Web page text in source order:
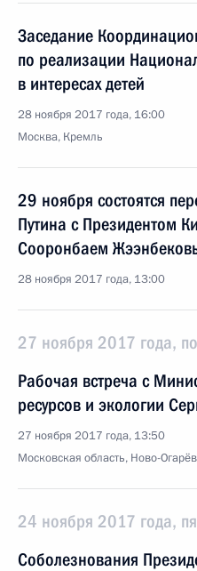
Заседание
по реализации
в интересах детей
28 ноября 2017 года, 16:00
Москва, Кремль
29 ноября состоятся
Путина с Президентом
Сооронбаем
28 ноября 2017 года, 13:00
27 ноября 2017 года,
Рабочая встреча с
ресурсов и экологии
27 ноября 2017 года, 13:50
Московская область, Ново-
24 ноября 2017 года,
Соболезнования